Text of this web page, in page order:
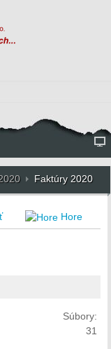
Faktúry 2020
Hore
Súbory:
31